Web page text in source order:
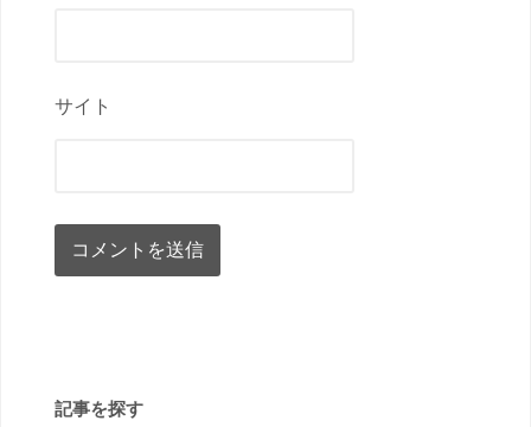
サイト
記事を探す